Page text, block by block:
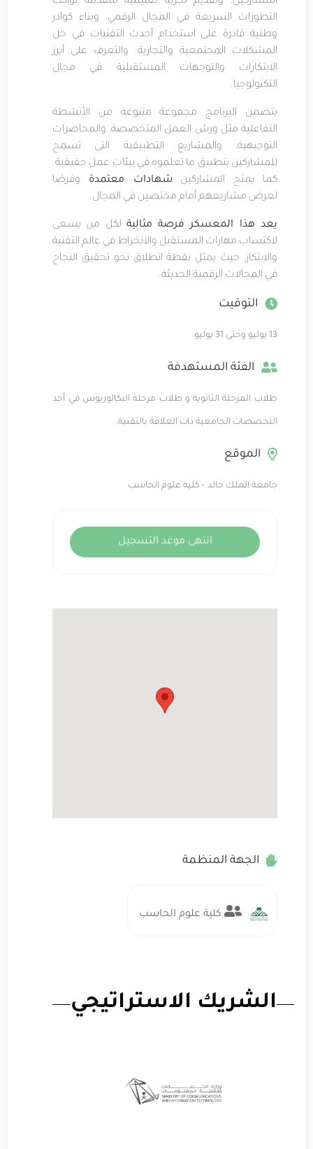
التطورات السريعة في المجال الرقمي، وبناء كوادر
وطنية قادرة على استخدام أحدث التقنيات في حل
المشكلات المجتمعية والتجارية. والتعرف على أبرز
الابتكارات والتوجهات المستقبلية في مجال
التكنولوجيا.
يتضمن البرنامج مجموعة متنوعة من الأنشطة
التفاعلية مثل ورش العمل المتخصصة، والمحاضرات
التوجيهية، والمشاريع التطبيقية التي تسمح
للمشاركين بتطبيق ما تعلموه في بيئات عمل حقيقية.
كما يمنح المشاركين شهادات معتمدة وفرصًا
لعرض مشاريعهم أمام مختصين في المجال.
يعد هذا المعسكر فرصة مثالية لكل من يسعى
لاكتساب مهارات المستقبل والانخراط في عالم التقنية
والابتكار، حيث يمثل نقطة انطلاق نحو تحقيق النجاح
في المجالات الرقمية الحديثة.
التوقيت
13 يوليو وحتى 31 يوليو
الفئة المستهدفة
طلاب المرحلة الثانوية و طلاب مرحلة البكالوريوس في أحد
التخصصات الجامعية ذات العلاقة بالتقنية.
الموقع
جامعة الملك خالد – كلية علوم الحاسب
انتهى موعد التسجيل
الجهة المنظمة
كلية علوم الحاسب
الشريك الاستراتيجي